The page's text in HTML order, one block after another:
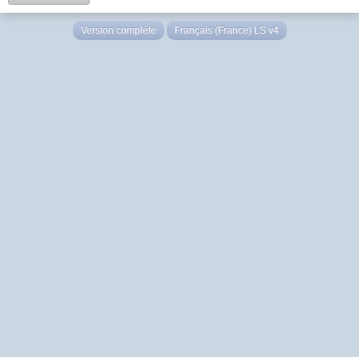
Version complète Français (France) LS v4